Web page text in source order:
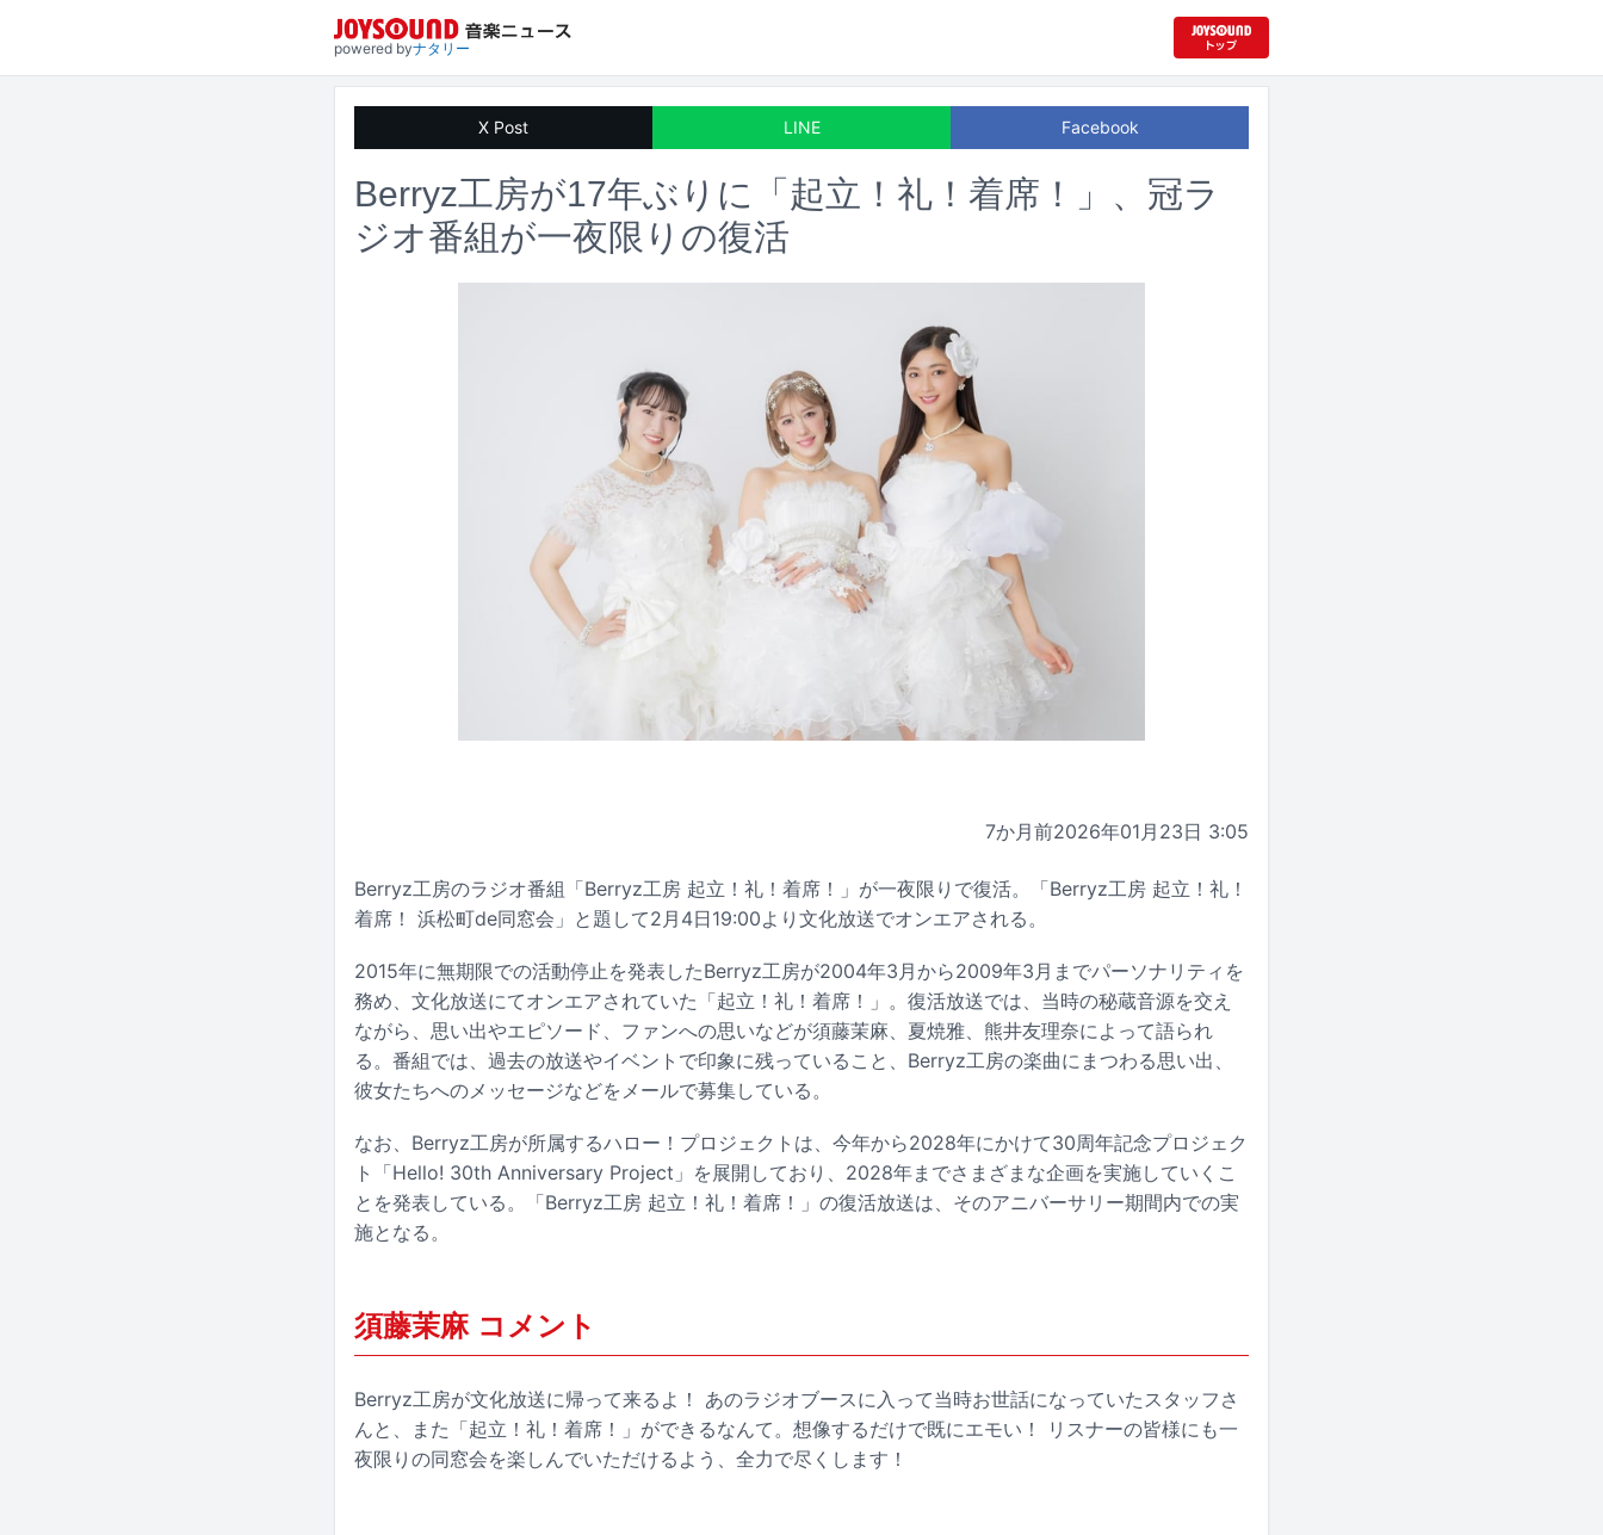
powered byナタリー
X Post LINE Facebook
Berryz工房が17年ぶりに「起立！礼！着席！」、冠ラ
ジオ番組が一夜限りの復活
7か月前2026年01月23日 3:05
Berryz工房のラジオ番組「Berryz工房 起立！礼！着席！」が一夜限りで復活。「Berryz工房 起立！礼！
着席！ 浜松町de同窓会」と題して2月4日19:00より文化放送でオンエアされる。
2015年に無期限での活動停止を発表したBerryz工房が2004年3月から2009年3月までパーソナリティを
務め、文化放送にてオンエアされていた「起立！礼！着席！」。復活放送では、当時の秘蔵音源を交え
ながら、思い出やエピソード、ファンへの思いなどが須藤茉麻、夏焼雅、熊井友理奈によって語られ
る。番組では、過去の放送やイベントで印象に残っていること、Berryz工房の楽曲にまつわる思い出、
彼女たちへのメッセージなどをメールで募集している。
なお、Berryz工房が所属するハロー！プロジェクトは、今年から2028年にかけて30周年記念プロジェク
ト「Hello! 30th Anniversary Project」を展開しており、2028年までさまざまな企画を実施していくこ
とを発表している。「Berryz工房 起立！礼！着席！」の復活放送は、そのアニバーサリー期間内での実
施となる。
須藤茉麻 コメント
Berryz工房が文化放送に帰って来るよ！ あのラジオブースに入って当時お世話になっていたスタッフさ
んと、また「起立！礼！着席！」ができるなんて。想像するだけで既にエモい！ リスナーの皆様にも一
夜限りの同窓会を楽しんでいただけるよう、全力で尽くします！